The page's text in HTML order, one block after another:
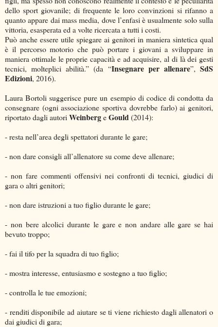
dello sport giovanile; di frequente le loro convinzioni si rifanno a
quanto appare dai mass media, dove l’enfasi è usualmente solo sulla
vittoria, esasperata ed a volte ricercata a tutti i costi.
Può anche essere utile spiegare ai genitori in maniera sintetica qual
è il percorso motorio che può portare i giovani a sviluppare in
maniera ottimale le proprie capacità e ad acquisire, al di là dei gesti
tecnici, molteplici abilità.” (da “Insegnare per allenare”,SdS
Edizioni, 2016).
Laura Bortoli suggerisce pure un esempio di codice di condotta da
consegnare (ogni associazione sportiva dovrebbe farlo) ai genitori,
riportato dagli autori WeinbergeGould(2014):
- resta nell’area degli spettatori durante le gare;
- non dare consigli all’allenatore su come deve allenare;
- non fare commenti offensivi nei confronti di tecnici, giudici di
gara o altri genitori;
- non dare istruzioni a tuo figlio durante le gare;
- non bere alcolici durante le gare e non andare alle gare se hai
bevuto troppo;
- fai il tifo per la squadra di tuo figlio;
- mostra interesse, entusiasmo e sostegno a tuo figlio;
- controlla le tue emozioni;
- renditi disponibile ad aiutare se ti viene richiesto dagli allenatori o
dai giudici di gara;